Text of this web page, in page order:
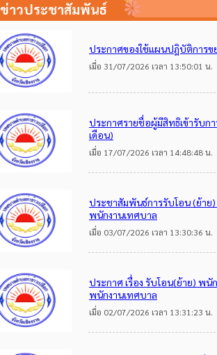
ข่าวประชาสัมพันธ์
ประกาศของใช้แผนปฎิบัติการ
เมื่อ 31/07/2026 เวลา 13:50:01 น.
ประกาศรายชื่อผู้มีสิทธิเข้ารับกา
เดือน)
เมื่อ 17/07/2026 เวลา 14:48:48 น.
ประชาสัมพันธ์การรับโอน (ย้าย
พนักงานเทศบาล
เมื่อ 03/07/2026 เวลา 13:30:36 น.
ประกาศ เรื่อง รับโอน(ย้าย) พ
พนักงานเทศบาล
เมื่อ 02/07/2026 เวลา 13:31:23 น.